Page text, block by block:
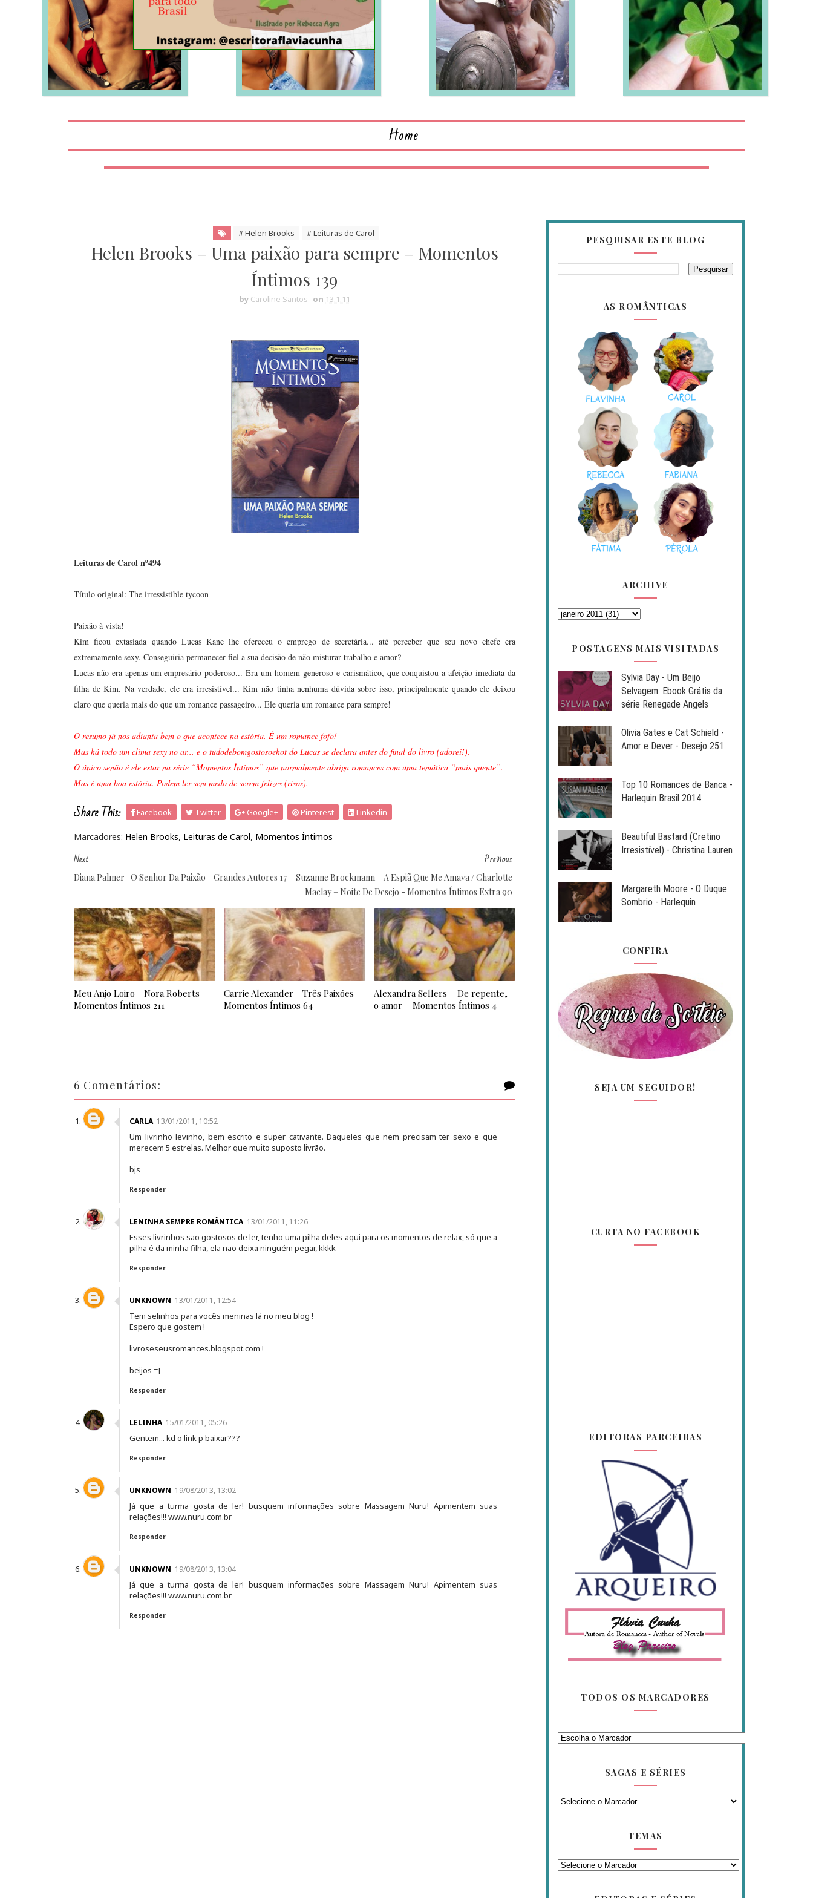
LEIA MAIS LEIA MAIS
Home
# Helen Brooks # Leituras de Carol
Helen Brooks – Uma paixão para sempre – Momentos
Íntimos 139
by Caroline Santos on 13.1.11
Leituras de Carol nº494
Título original: The irressistible tycoon
Paixão à vista!
Kim ficou extasiada quando Lucas Kane lhe ofereceu o emprego de secretária... até perceber que seu novo chefe era
extremamente sexy. Conseguiria permanecer fiel a sua decisão de não misturar trabalho e amor?
Lucas não era apenas um empresário poderoso... Era um homem generoso e carismático, que conquistou a afeição imediata da
filha de Kim. Na verdade, ele era irresistível... Kim não tinha nenhuma dúvida sobre isso, principalmente quando ele deixou
claro que queria mais do que um romance passageiro... Ele queria um romance para sempre!
O resumo já nos adianta bem o que acontece na estória. É um romance fofo!
Mas há todo um clima sexy no ar... e o tudodebomgostosoehot do Lucas se declara antes do final do livro (adorei!).
O único senão é ele estar na série “Momentos Íntimos” que normalmente abriga romances com uma temática “mais quente”.
Mas é uma boa estória. Podem ler sem medo de serem felizes (risos).
Share This: Facebook Twitter Google+ Pinterest Linkedin
Marcadores: Helen Brooks, Leituras de Carol, Momentos Íntimos
Next
Diana Palmer- O Senhor Da Paixão - Grandes Autores 17
Previous
Suzanne Brockmann – A Espiã Que Me Amava / Charlotte
Maclay – Noite De Desejo - Momentos Íntimos Extra 90
Meu Anjo Loiro - Nora Roberts -
Momentos Íntimos 211
Carrie Alexander - Três Paixões -
Momentos Íntimos 64
Alexandra Sellers – De repente,
o amor – Momentos Íntimos 4
6 Comentários:
CARLA 13/01/2011, 10:52
Um livrinho levinho, bem escrito e super cativante. Daqueles que nem precisam ter sexo e que
merecem 5 estrelas. Melhor que muito suposto livrão.
bjs
Responder
LENINHA SEMPRE ROMÂNTICA 13/01/2011, 11:26
Esses livrinhos são gostosos de ler, tenho uma pilha deles aqui para os momentos de relax, só que a
pilha é da minha filha, ela não deixa ninguém pegar, kkkk
Responder
UNKNOWN 13/01/2011, 12:54
Tem selinhos para vocês meninas lá no meu blog !
Espero que gostem !
livroseseusromances.blogspot.com !
beijos =]
Responder
LELINHA 15/01/2011, 05:26
Gentem... kd o link p baixar???
Responder
UNKNOWN 19/08/2013, 13:02
Já que a turma gosta de ler! busquem informações sobre Massagem Nuru! Apimentem suas
relações!!! www.nuru.com.br
Responder
UNKNOWN 19/08/2013, 13:04
Já que a turma gosta de ler! busquem informações sobre Massagem Nuru! Apimentem suas
relações!!! www.nuru.com.br
Responder
PESQUISAR ESTE BLOG
AS ROMÂNTICAS
ARCHIVE
POSTAGENS MAIS VISITADAS
Sylvia Day - Um Beijo
Selvagem: Ebook Grátis da
série Renegade Angels
Olivia Gates e Cat Schield -
Amor e Dever - Desejo 251
Top 10 Romances de Banca -
Harlequin Brasil 2014
Beautiful Bastard (Cretino
Irresistível) - Christina Lauren
Margareth Moore - O Duque
Sombrio - Harlequin
CONFIRA
SEJA UM SEGUIDOR!
CURTA NO FACEBOOK
EDITORAS PARCEIRAS
TODOS OS MARCADORES
SAGAS E SÉRIES
TEMAS